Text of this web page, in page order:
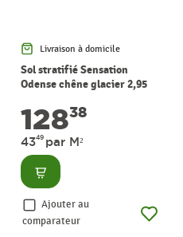
Livraison à domicile
Sol stratifié Sensation
Odense chêne glacier 2,95
12838
4349 par M²
Consulter
Ajouter au
comparateur